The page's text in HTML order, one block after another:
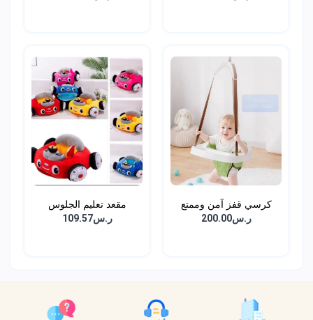
كرسي قفز آمن وممتع
للأط...ر.س200.00
مقعد تعليم الجلوس
للاطف...
ر.س109.57